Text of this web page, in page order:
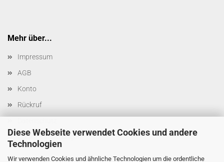
Diese Webseite verwendet Cookies und andere
Technologien
Wir verwenden Cookies und ähnliche Technologien um die ordentliche
Mehr über...
Impressum
AGB
Konto
Rückruf
Cookie Einstellungen